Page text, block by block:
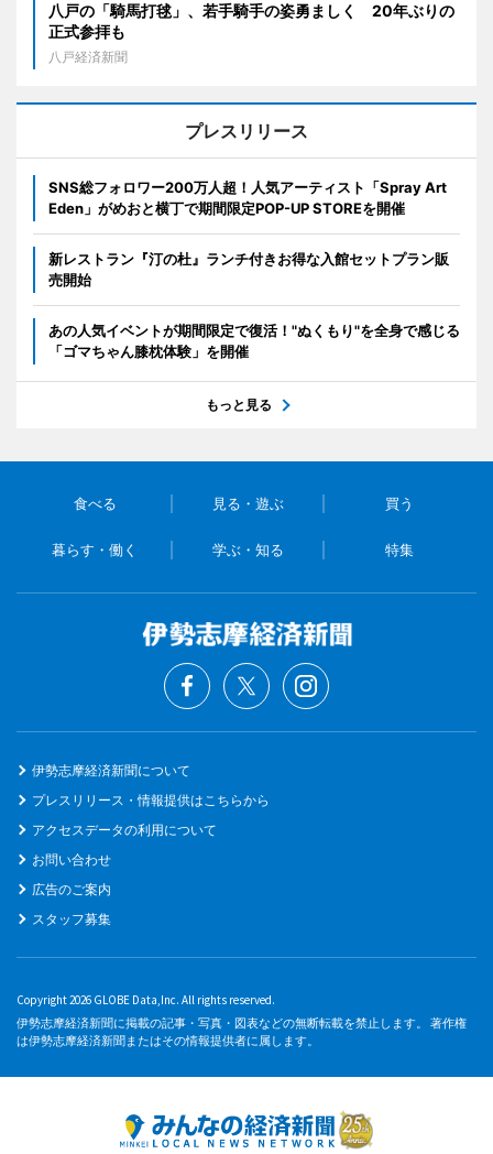
八戸の「騎馬打毬」、若手騎手の姿勇ましく 20年ぶりの
正式参拝も
八戸経済新聞
プレスリリース
SNS総フォロワー200万人超！人気アーティスト「Spray Art
Eden」がめおと横丁で期間限定POP-UP STOREを開催
新レストラン『汀の杜』ランチ付きお得な入館セットプラン販
売開始
あの人気イベントが期間限定で復活！"ぬくもり"を全身で感じる
「ゴマちゃん膝枕体験」を開催
もっと見る
食べる 見る・遊ぶ 買う
暮らす・働く 学ぶ・知る 特集
伊勢志摩経済新聞について
プレスリリース・情報提供はこちらから
アクセスデータの利用について
お問い合わせ
広告のご案内
スタッフ募集
Copyright 2026 GLOBE Data,Inc. All rights reserved.
伊勢志摩経済新聞に掲載の記事・写真・図表などの無断転載を禁止します。 著作権
は伊勢志摩経済新聞またはその情報提供者に属します。